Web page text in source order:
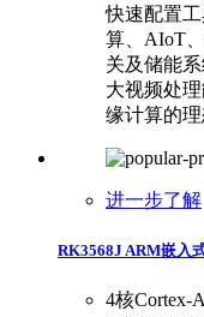
快速配置
算、AIoT
关及储能
大视频处
缘计算的理
进一步了解
RK3568J ARM嵌入
4核Cortex-